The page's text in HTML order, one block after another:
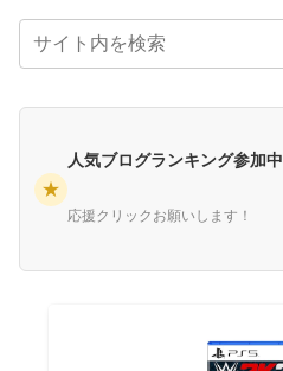
★
人気ブログランキング参加中
応援クリックお願いします！